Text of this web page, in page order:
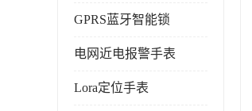
GPRS蓝牙智能锁
电网近电报警手表
Lora定位手表